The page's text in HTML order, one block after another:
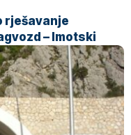
rješavanje
– Imotski